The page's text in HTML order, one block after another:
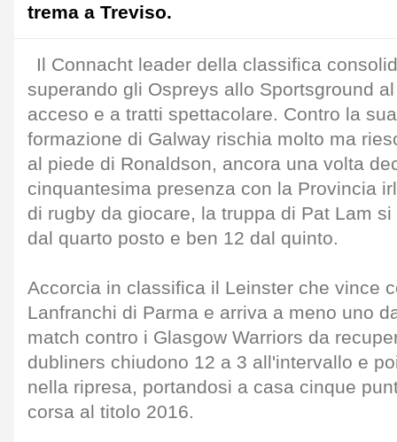
trema a Treviso.
Il Connacht leader della classifica
superando gli Ospreys allo Sportsground
acceso e a tratti spettacolare. Contro la
formazione di Galway rischia molto ma
al piede di Ronaldson, ancora una volta
cinquantesima presenza con la Provincia
di rugby da giocare, la truppa di Pat Lam
dal quarto posto e ben 12 dal quinto.
Accorcia in classifica il Leinster che vince
Lanfranchi di Parma e arriva a meno uno
match contro i Glasgow Warriors da
dubliners chiudono 12 a 3 all'intervallo e
nella ripresa, portandosi a casa cinque
corsa al titolo 2016.